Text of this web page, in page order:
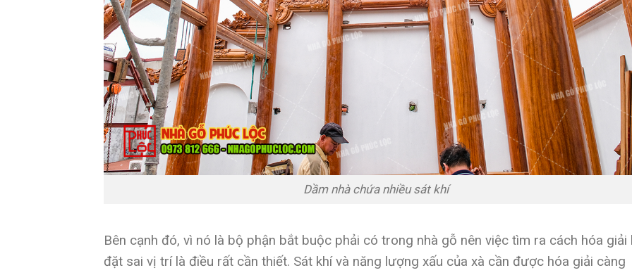
Dầm nhà chứa nhiều sát khí
Bên cạnh đó, vì nó là bộ phận bắt buộc phải có trong nhà gỗ nên việc tìm ra cách hóa giải
đặt sai vị trí là điều rất cần thiết. Sát khí và năng lượng xấu của xà cần được hóa giải càng